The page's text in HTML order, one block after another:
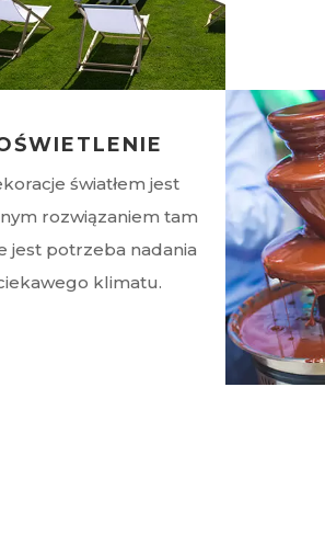
światłem jest
rozwiązaniem tam
jest potrzeba nadania
klimatu.